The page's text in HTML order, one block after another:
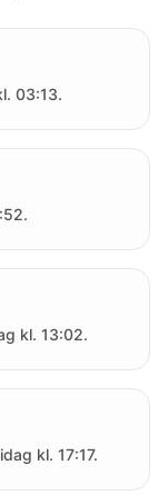
03:13.
kl. 13:02.
kl. 17:17.